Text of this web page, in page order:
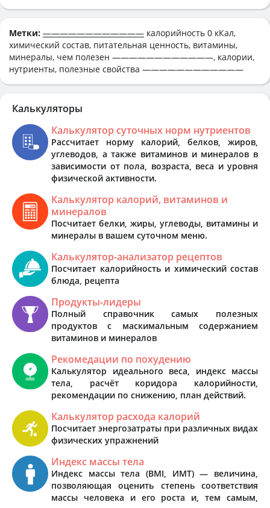
Метки: ———————————— калорийность 0 кКал,
химический состав, питательная ценность, витамины,
минералы, чем полезен ————————————, калории,
нутриенты, полезные свойства ————————————
Калькуляторы
Калькулятор суточных норм нутриентов
Рассчитает норму калорий, белков, жиров,
углеводов, а также витаминов и минералов в
зависимости от пола, возраста, веса и уровня
физической активности.
Калькулятор калорий, витаминов и
минералов
Посчитает белки, жиры, углеводы, витамины и
минералы в вашем суточном меню.
Калькулятор-анализатор рецептов
Посчитает калорийность и химический состав
блюда, рецепта
Продукты-лидеры
Полный справочник самых полезных
продуктов с маскимальным содержанием
витаминов и минералов
Рекомедации по похудению
Калькулятор идеального веса, индекс массы
тела, расчёт коридора калорийности,
рекомендации по снижению, план действий.
Калькулятор расхода калорий
Посчитает энергозатраты при различных видах
физических упражнений
Индекс массы тела
Индекс массы тела (BMI, ИМТ) — величина,
позволяющая оценить степень соответствия
массы человека и его роста и, тем самым,